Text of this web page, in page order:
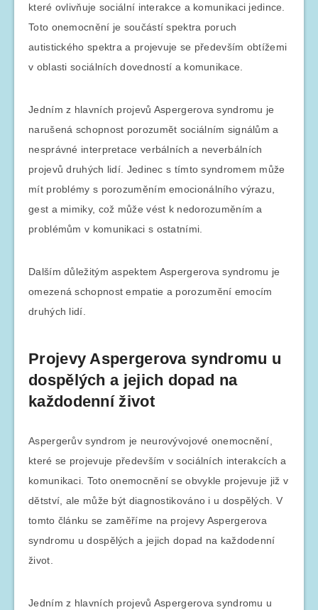
které ovlivňuje sociální interakce a komunikaci jedince.
Toto onemocnění je součástí spektra poruch
autistického spektra a projevuje se především obtížemi
v oblasti sociálních dovedností a komunikace.
Jedním z hlavních projevů Aspergerova syndromu je
narušená schopnost porozumět sociálním signálům a
nesprávné interpretace verbálních a neverbálních
projevů druhých lidí. Jedinec s tímto syndromem může
mít problémy s porozuměním emocionálního výrazu,
gest a mimiky, což může vést k nedorozuměním a
problémům v komunikaci s ostatními.
Dalším důležitým aspektem Aspergerova syndromu je
omezená schopnost empatie a porozumění emocím
druhých lidí.
Projevy Aspergerova syndromu u
dospělých a jejich dopad na
každodenní život
Aspergerův syndrom je neurovývojové onemocnění,
které se projevuje především v sociálních interakcích a
komunikaci. Toto onemocnění se obvykle projevuje již v
dětství, ale může být diagnostikováno i u dospělých. V
tomto článku se zaměříme na projevy Aspergerova
syndromu u dospělých a jejich dopad na každodenní
život.
Jedním z hlavních projevů Aspergerova syndromu u